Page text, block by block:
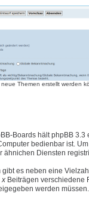
Themen erstellt werden
Boards hält phpBB
bedienbar ist.
ähnichen Diensten
es neben eine
x Beiträgen verschiedene
werden müssen.